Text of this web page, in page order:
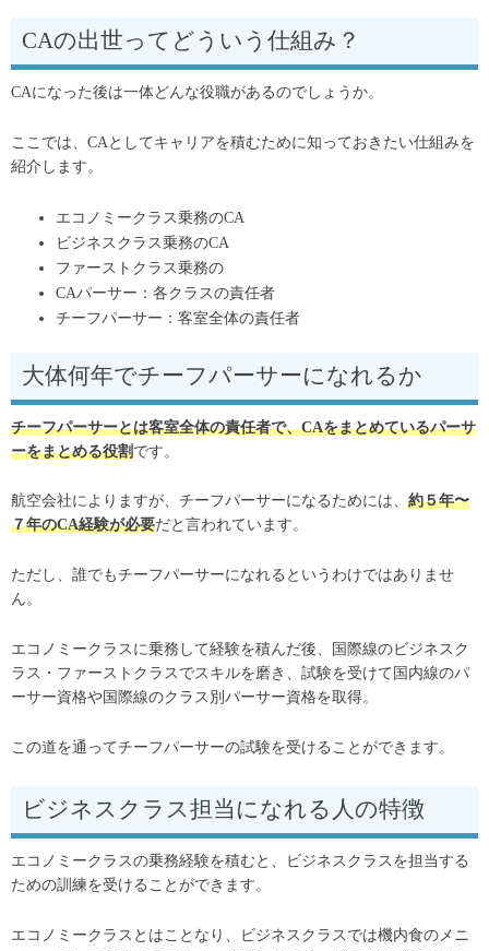
CAの出世ってどういう仕組み？
CAになった後は一体どんな役職があるのでしょうか。
ここでは、CAとしてキャリアを積むために知っておきたい仕組みを
紹介します。
エコノミークラス乗務のCA
ビジネスクラス乗務のCA
ファーストクラス乗務の
CAパーサー：各クラスの責任者
チーフパーサー：客室全体の責任者
大体何年でチーフパーサーになれるか
チーフパーサーとは客室全体の責任者で、CAをまとめているパーサ
ーをまとめる役割です。
航空会社によりますが、チーフパーサーになるためには、 約５年〜
７年のCA経験が必要だと言われています。
ただし、誰でもチーフパーサーになれるというわけではありませ
ん。
エコノミークラスに乗務して経験を積んだ後、国際線のビジネスク
ラス・ファーストクラスでスキルを磨き、試験を受けて国内線のパ
ーサー資格や国際線のクラス別パーサー資格を取得。
この道を通ってチーフパーサーの試験を受けることができます。
ビジネスクラス担当になれる人の特徴
エコノミークラスの乗務経験を積むと、ビジネスクラスを担当する
ための訓練を受けることができます。
エコノミークラスとはことなり、ビジネスクラスでは機内食のメニ